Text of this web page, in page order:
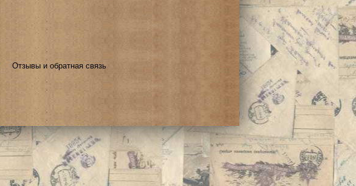
Отзывы и обратная связь